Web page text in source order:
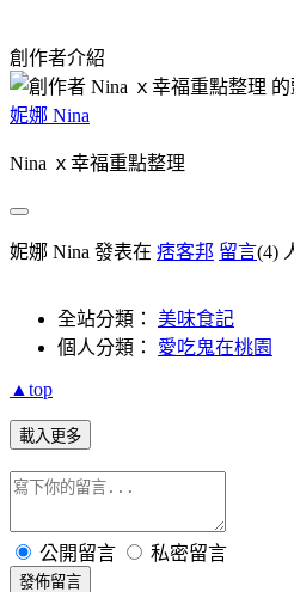
創作者介紹
妮娜 Nina
Nina ｘ幸福重點整理
妮娜 Nina 發表在 痞客邦 留言(4)
全站分類： 美味食記
個人分類： 愛吃鬼在桃園
▲top
載入更多
公開留言 私密留言
發佈留言